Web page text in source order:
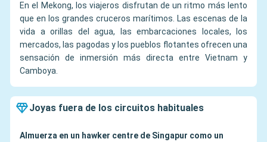
En el Mekong, los viajeros disfrutan de un ritmo más lento
que en los grandes cruceros marítimos. Las escenas de la
vida a orillas del agua, las embarcaciones locales, los
mercados, las pagodas y los pueblos flotantes ofrecen una
sensación de inmersión más directa entre Vietnam y
Camboya.
Joyas fuera de los circuitos habituales
Almuerza en un hawker centre de Singapur como un